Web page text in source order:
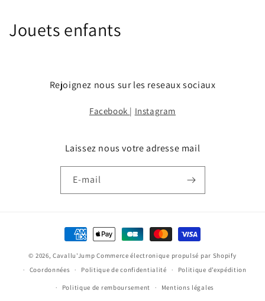
C
Jouets enfants
Rejoignez nous sur les reseaux sociaux
Facebook | Instagram
Laissez nous votre adresse mail
E-mail
Moyens
de
paiement
© 2026,Cavallu'Jump Commerce électronique propulsé par Shopify
Coordonnées
Politique de confidentialité Politique d’expédition
Politique de remboursement Mentions légales